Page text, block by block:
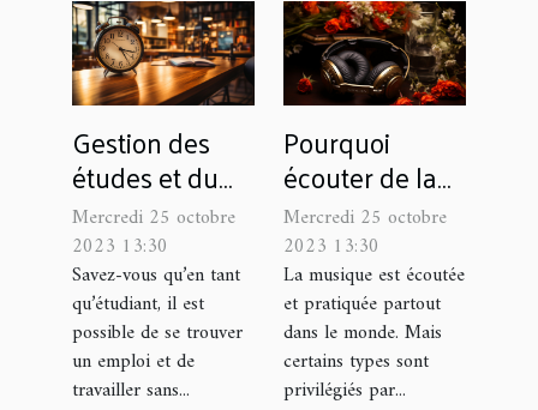
Gestion des
études et du
travail à temps
partiel :
Comment s'y
prendre ?
Mercredi 25 octobre
2023 13:30
Savez-vous qu’en tant
qu’étudiant, il est
possible de se trouver
un emploi et de
travailler sans...
Pourquoi
écouter de la
musique
classique ?
Mercredi 25 octobre
2023 13:30
La musique est écoutée
et pratiquée partout
dans le monde. Mais
certains types sont
privilégiés par...